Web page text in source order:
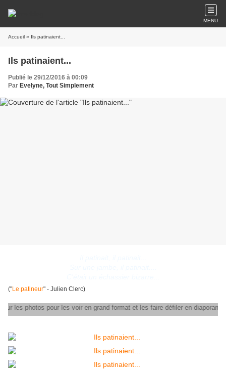
MENU
Accueil » Ils patinaient...
Ils patinaient...
Publié le 29/12/2016 à 00:09
Par Evelyne, Tout Simplement
("Le patineur" - Julien Clerc)
sur les photos pour les voir en grand format et les faire défiler en